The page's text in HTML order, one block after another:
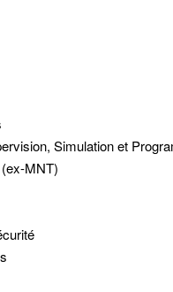
Simulation et
MNT)